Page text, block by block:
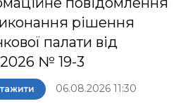
рішення
палати від
№ 19-3
06.08.2026 11:30